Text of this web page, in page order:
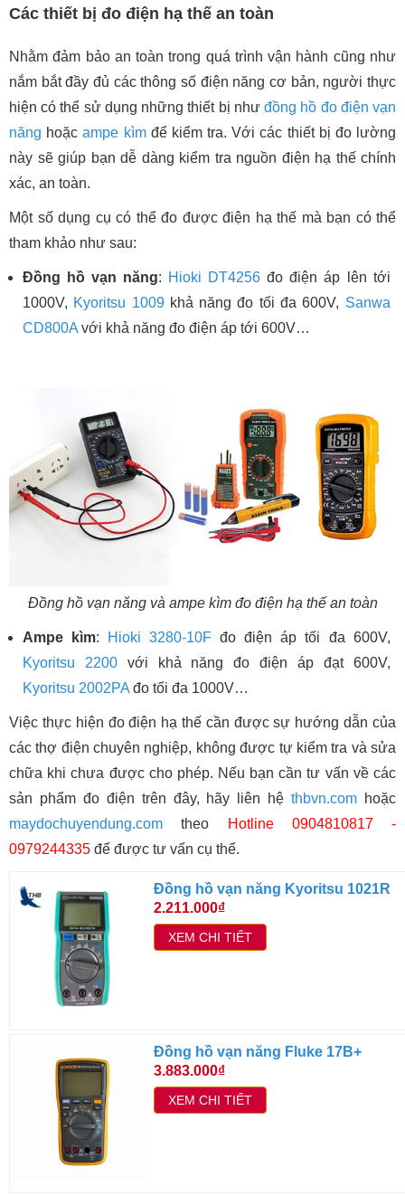
Các thiết bị đo điện hạ thế an toàn
Nhằm đảm bảo an toàn trong quá trình vận hành cũng như
nắm bắt đầy đủ các thông số điện năng cơ bản, người thực
hiện có thể sử dụng những thiết bị nhưđồng hồ đo điện vạn
năng hoặcampe kìmđể kiểm tra. Với các thiết bị đo lường
này sẽ giúp bạn dễ dàng kiểm tra nguồn điện hạ thế chính
xác, an toàn.
Một số dụng cụ có thể đo được điện hạ thế mà bạn có thể
tham khảo như sau:
Đồng hồ vạn năng: Hioki DT4256đo điện áp lên tới
1000V, Kyoritsu 1009 khả năng đo tối đa 600V, Sanwa
CD800A với khả năng đo điện áp tới 600V…
Đồng hồ vạn năng và ampe kìm đo điện hạ thế an toàn
Ampe kìm: Hioki 3280-10F đo điện áp tối đa 600V,
Kyoritsu 2200với khả năng đo điện áp đạt 600V,
Kyoritsu 2002PA đo tối đa 1000V…
Việc thực hiện đo điện hạ thế cần được sự hướng dẫn của
các thợ điện chuyên nghiệp, không được tự kiểm tra và sửa
chữa khi chưa được cho phép. Nếu bạn cần tư vấn về các
sản phẩm đo điện trên đây, hãy liên hệthbvn.com hoặc
maydochuyendung.com theo
Hotline 0904810817 -
0979244335 để được tư vấn cụ thể.
Đồng hồ vạn năng Kyoritsu 1021R
2.211.000₫
XEM CHI TIẾT
Đồng hồ vạn năng Fluke 17B+
3.883.000₫
XEM CHI TIẾT